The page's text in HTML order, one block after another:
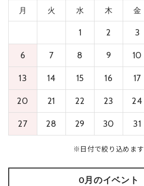
月 火 水 木 金
1 2 3
6 7 8 9 10
13 14 15 16 17
20 21 22 23 24
27 28 29 30 31
※日付で絞り込めます
0月のイベント